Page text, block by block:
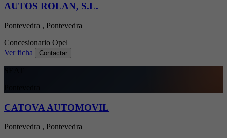
AUTOS ROLAN, S.L.
Pontevedra , Pontevedra
Concesionario Opel
Ver ficha
Contactar
CATOVA AUTOMOVIL
Pontevedra , Pontevedra